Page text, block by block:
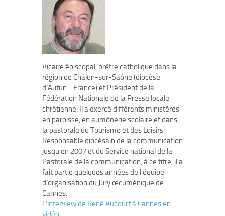
Vicaire épiscopal, prêtre catholique dans la
région de Châlon-sur-Saône (diocèse
d’Autun - France) et Président de la
Fédération Nationale de la Presse locale
chrétienne. Il a exercé différents ministères
en paroisse, en aumônerie scolaire et dans
la pastorale du Tourisme et des Loisirs.
Responsable diocésain de la communication
jusqu’en 2007 et du Service national de la
Pastorale de la communication, à ce titre, il a
fait partie quelques années de l’équipe
d’organisation du Jury œcuménique de
Cannes.
L’interview de René Aucourt à Cannes en